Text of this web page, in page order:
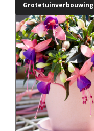
Grotetuinverbouwing